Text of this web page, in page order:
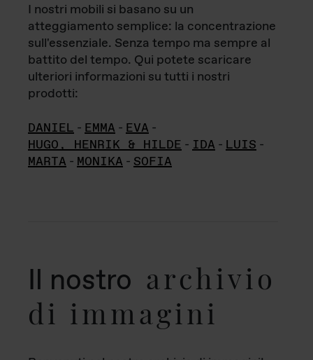
I nostri mobili si basano su un
atteggiamento semplice: la concentrazione
sull'essenziale. Senza tempo ma sempre al
battito del tempo. Qui potete scaricare
ulteriori informazioni su tutti i nostri
prodotti:
DANIEL - EMMA - EVA -
HUGO, HENRIK & HILDE - IDA - LUIS -
MARTA - MONIKA - SOFIA
Il nostro archivio
di immagini